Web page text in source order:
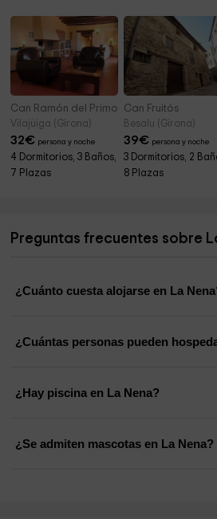
Can Ramón del Primo
Vilajüiga (Girona)
32€ persona y noche
4 Dormitorios, 3 Baños,
7 Plazas
Can Fruitós
Besalu (Girona)
39€ persona y noche
3 Dormitorios, 2
8 Plazas
Preguntas frecuentes sobre
¿Cuánto cuesta alojarse en La
¿Cuántas personas pueden
¿Hay piscina en La Nena?
¿Se admiten mascotas en La Nena?